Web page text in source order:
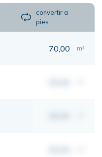
convertir a
pies
70,00 m²